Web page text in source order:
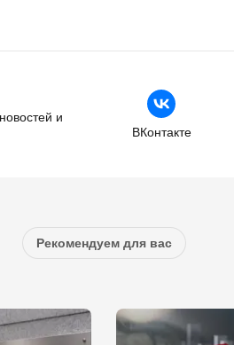
и
ВКонтакте
Рекомендуем для вас